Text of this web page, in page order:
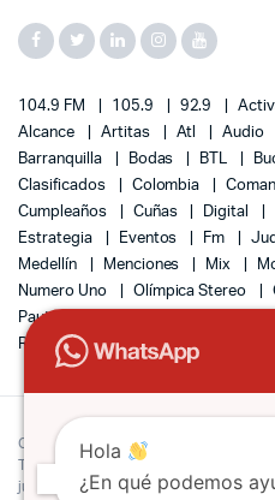
104.9 FM 105.9 92.9
Alcance
Artitas Atl Audio
Barranquilla
Bodas BTL
Clasificados
Colombia
Cumpleaños
Cuñas Digital
Estrategia
Eventos Fm
Medellín
Menciones Mix
Numero Uno
Olímpica Stereo
Pauta
Responsive
SEO Sociales
Copyright 2022 © Lacompra Colombia |
Teléfono (3195110316) Bogotá
judiciales@lacompra.com
Hola
¿En qué podemos